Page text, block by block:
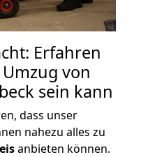
Erfahren
von
sein kann
dass unser
nahezu alles zu
anbieten können.